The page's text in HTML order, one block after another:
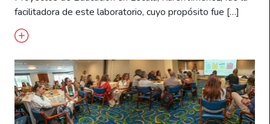
facilitadora de este laboratorio, cuyo propósito fue […]